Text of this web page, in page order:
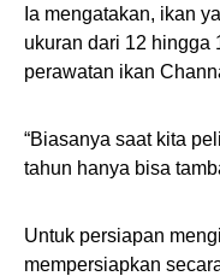
Ia mengatakan, ikan
ukuran dari 12 hingga
perawatan ikan
“Biasanya saat kita
tahun hanya bisa
Untuk persiapan
mempersiapkan